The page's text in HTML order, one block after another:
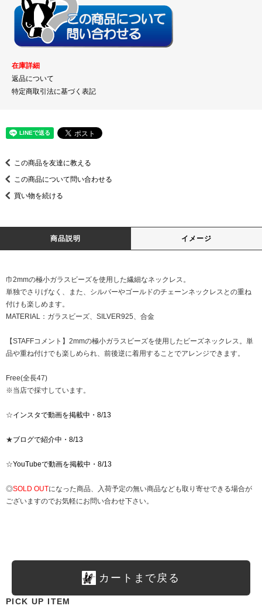
在庫詳細
返品について
特定商取引法に基づく表記
この商品を友達に教える
この商品について問い合わせる
買い物を続ける
商品説明 イメージ
巾2mmの極小ガラスビーズを使用した繊細なネックレス。
単独でさりげなく、また、シルバーやゴールドのチェーンネックレスとの重ね
付けも楽しめます。
MATERIAL：ガラスビーズ、SILVER925、合金
【STAFFコメント】2mmの極小ガラスビーズを使用したビーズネックレス。単
品や重ね付けでも楽しめられ、前後逆に着用することでアレンジできます。
Free(全長47)
※当店で採寸しています。
☆インスタで動画を掲載中・8/13
★ブログで紹介中・8/13
☆YouTubeで動画を掲載中・8/13
◎SOLD OUTになった商品、入荷予定の無い商品なども取り寄せできる場合が
ございますのでお気軽にお問い合わせ下さい。
カートまで戻る
PICK UP ITEM